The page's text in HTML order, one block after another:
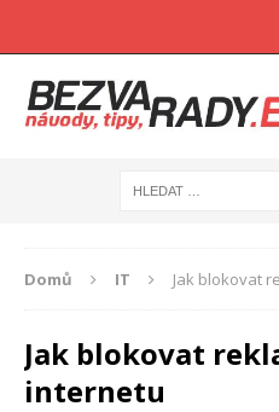
Domů IT Jak blokovat
Jak blokovat
internetu